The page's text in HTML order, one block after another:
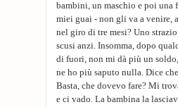
bambini, un maschio e poi
miei guai - non gli va a venire,
nel giro di tre mesi? Uno
scusi anzi. Insomma, dopo
di fuori, non mi dà più un
ne ho più saputo nulla. Dice
Basta, che dovevo fare? Mi
e ci vado. La bambina la